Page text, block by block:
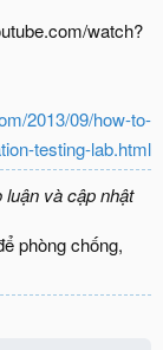
watch?
2013/09/how-to-
testing-lab.html
và cập nhật
phòng chống,